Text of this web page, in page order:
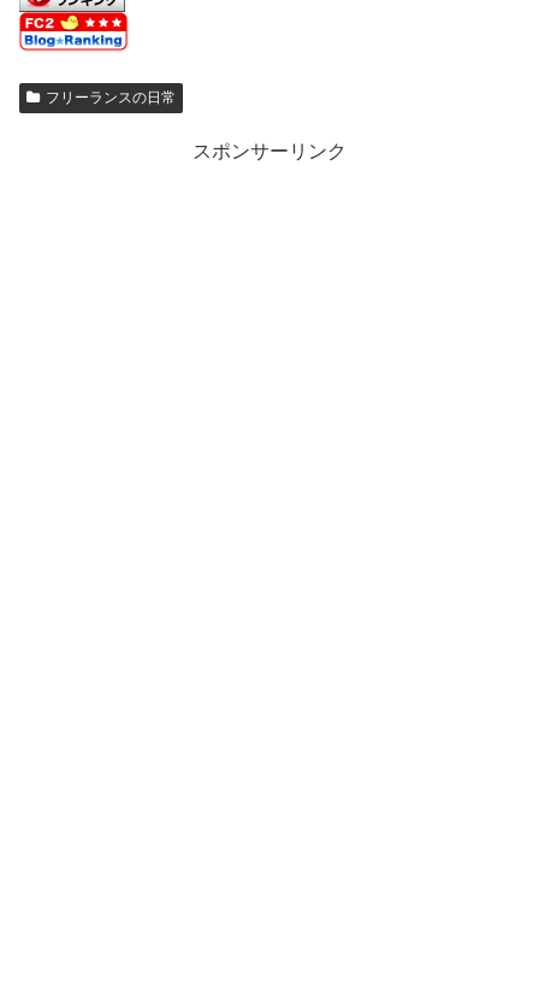
フリーランスの日常
スポンサーリンク